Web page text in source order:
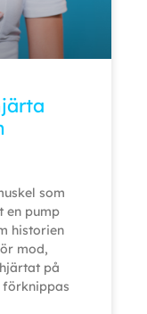
som
en pump
historien
mod,
på
förknippas